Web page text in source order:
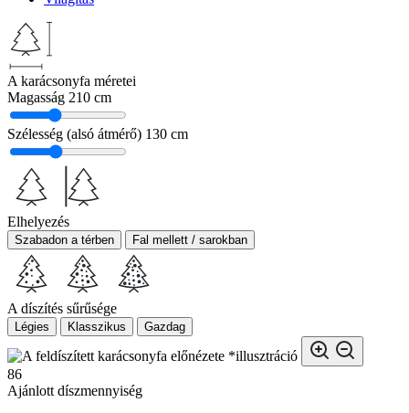
A karácsonyfa méretei
Magasság 210 cm
Szélesség (alsó átmérő) 130 cm
Elhelyezés
Szabadon a térben Fal mellett / sarokban
A díszítés sűrűsége
Légies Klasszikus Gazdag
*illusztráció
86
Ajánlott díszmennyiség